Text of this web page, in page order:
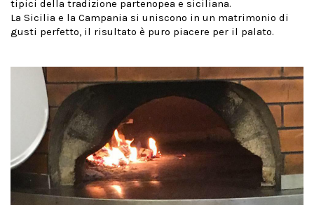
tipici della tradizione partenopea e siciliana.
La Sicilia e la Campania si uniscono in un matrimonio di
gusti perfetto, il risultato è puro piacere per il palato.